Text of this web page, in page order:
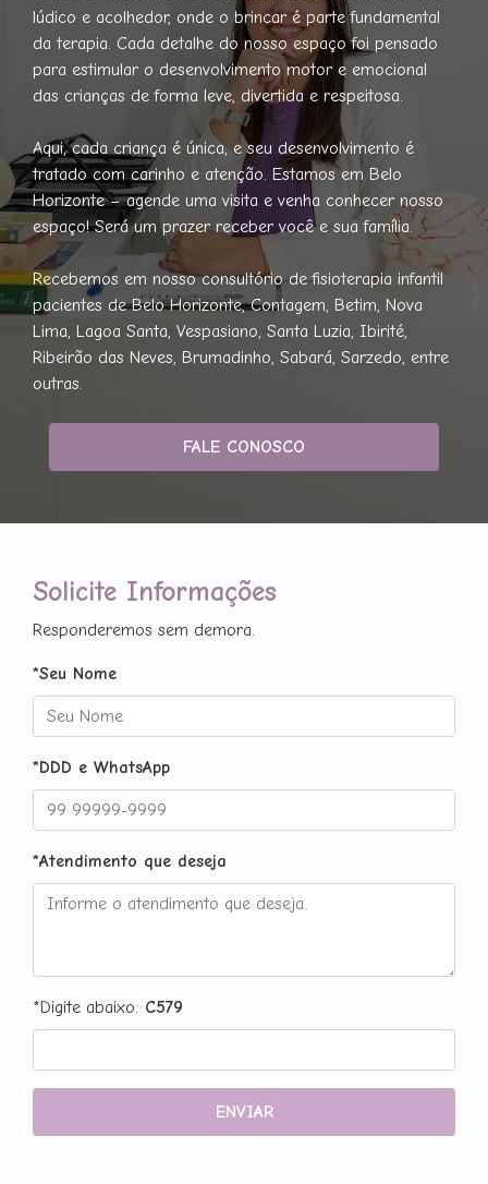
lúdico e acolhedor, onde o brincar é parte fundamental
da terapia. Cada detalhe do nosso espaço foi pensado
para estimular o desenvolvimento motor e emocional
das crianças de forma leve, divertida e respeitosa.
Aqui, cada criança é única, e seu desenvolvimento é
tratado com carinho e atenção. Estamos em Belo
Horizonte – agende uma visita e venha conhecer nosso
espaço! Será um prazer receber você e sua família.
Recebemos em nosso consultório de fisioterapia infantil
pacientes de Belo Horizonte, Contagem, Betim, Nova
Lima, Lagoa Santa, Vespasiano, Santa Luzia, Ibirité,
Ribeirão das Neves, Brumadinho, Sabará, Sarzedo, entre
outras.
FALE CONOSCO
Solicite Informações
Responderemos sem demora.
*Seu Nome
*DDD e WhatsApp
*Atendimento que deseja
*Digite abaixo: C579
ENVIAR